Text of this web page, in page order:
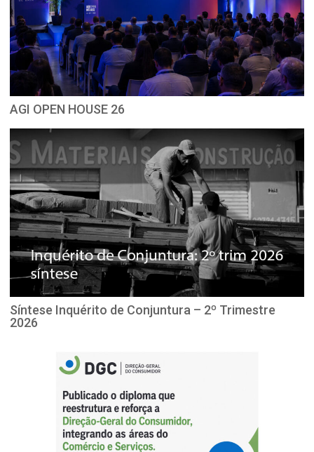
AGI OPEN HOUSE 26
Síntese Inquérito de Conjuntura – 2º Trimestre
2026